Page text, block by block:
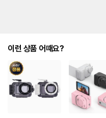
이런 상품 어때요?